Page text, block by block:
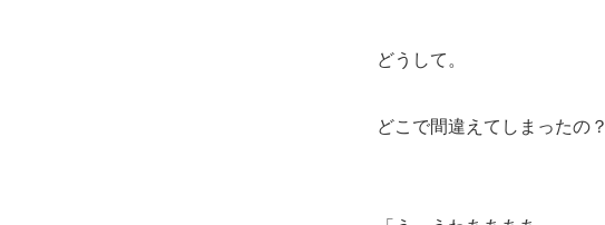
どうして。
どこで間違えてしまったの？